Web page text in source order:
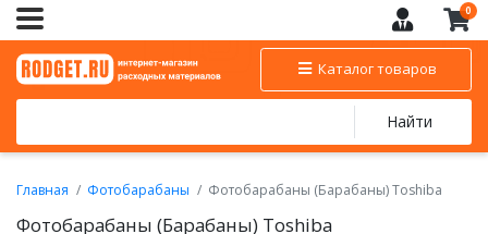
0
Каталог товаров
Найти
Главная Фотобарабаны Фотобарабаны (Барабаны) Toshiba
Фотобарабаны (Барабаны) Toshiba